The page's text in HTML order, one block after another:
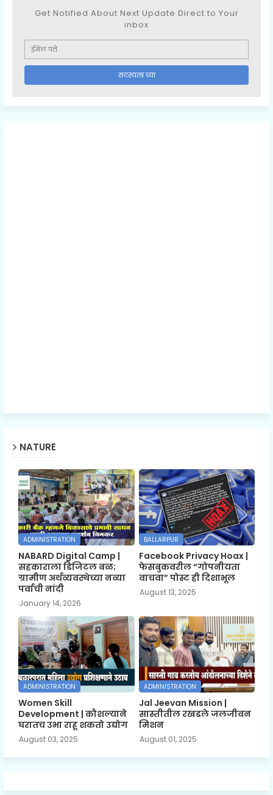
Get Notified About Next Update Direct to Your
inbox
NATURE
ADMINISTRATION
NABARD Digital Camp |
सहकाराला डिजिटल बळ;
ग्रामीण अर्थव्यवस्थेच्या नव्या
पर्वाची नांदी
January 14, 2026
BALLARPUR
Facebook Privacy Hoax |
फेसबुकवरील “गोपनीयता
वाचवा” पोस्ट ही दिशाभूल
August 13, 2025
ADMINISTRATION
Women Skill
Development | कौशल्याने
घरातच उभा राहू शकतो उद्योग
August 03, 2025
ADMINISTRATION
Jal Jeevan Mission |
सास्तीतील रखडले जलजीवन
मिशन
August 01, 2025